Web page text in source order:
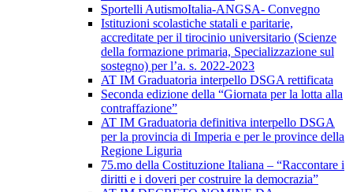
Sportelli AutismoItalia-ANGSA- Convegno
Istituzioni scolastiche statali e paritarie,
accreditate per il tirocinio universitario (Scienze
della formazione primaria, Specializzazione sul
sostegno) per l’a. s. 2022-2023
AT IM Graduatoria interpello DSGA rettificata
Seconda edizione della “Giornata per la lotta alla
contraffazione”
AT IM Graduatoria definitiva interpello DSGA
per la provincia di Imperia e per le province della
Regione Liguria
75.mo della Costituzione Italiana – “Raccontare i
diritti e i doveri per costruire la democrazia”